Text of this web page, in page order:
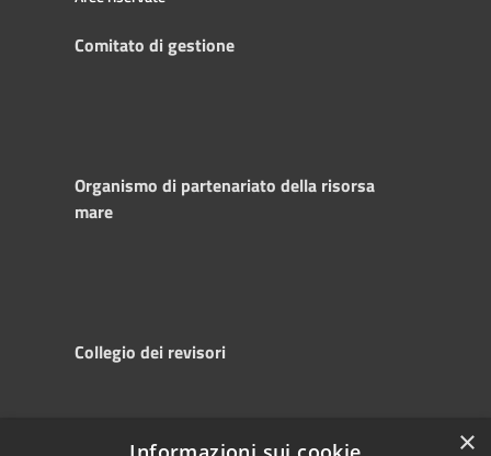
Comitato di gestione
Organismo di partenariato della risorsa
mare
Collegio dei revisori
×